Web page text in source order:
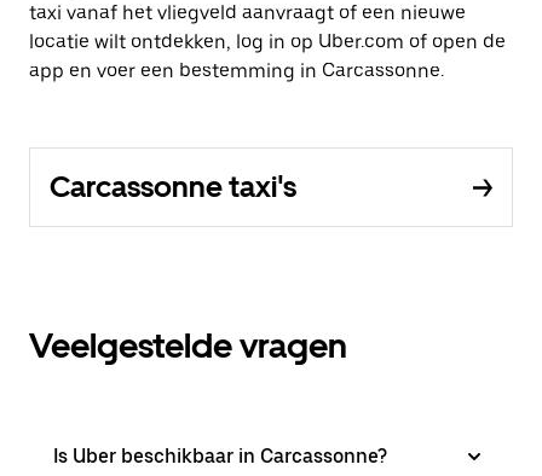
taxi vanaf het vliegveld aanvraagt of een nieuwe
locatie wilt ontdekken, log in op Uber.com of open de
app en voer een bestemming in Carcassonne.
Carcassonne taxi's
Veelgestelde vragen
Is Uber beschikbaar in Carcassonne?